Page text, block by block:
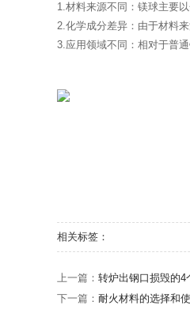
1.材料来源不同：镁球主要
2.化学成分差异：由于材料
3.应用领域不同：相对于普
相关标签：
上一篇： 转炉出钢口损毁的4
下一篇： 耐火材料的选择和